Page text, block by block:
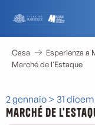
contenu
principal
Casa Esperienza a
Marché de l'Estaque
2 gennaio > 31
Marché de